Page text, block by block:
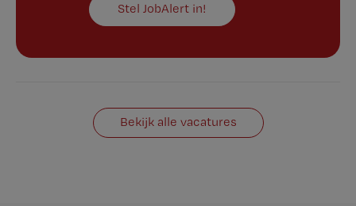
Stel JobAlert in!
Bekijk alle vacatures